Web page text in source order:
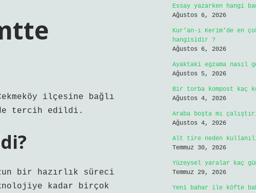
ilçesine bağlı
tercih edildi.
bir hazırlık süreci
kadar birçok
Essay yazarken hangi
Ağustos 6, 2026
Kur’an-ı Kerim’de en
hangisidir ?
Ağustos 6, 2026
Ayaktaki egzama nasıl
Ağustos 5, 2026
Bir torba kompost kaç
Ağustos 4, 2026
Araba boşta mı
Ağustos 4, 2026
Alt tire neden
Temmuz 30, 2026
Yüzeysel yaralar kaç
Temmuz 29, 2026
Yeni bahar ile köfte